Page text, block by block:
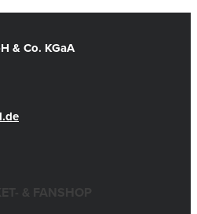
& Co. KGaA
& FANSHOP